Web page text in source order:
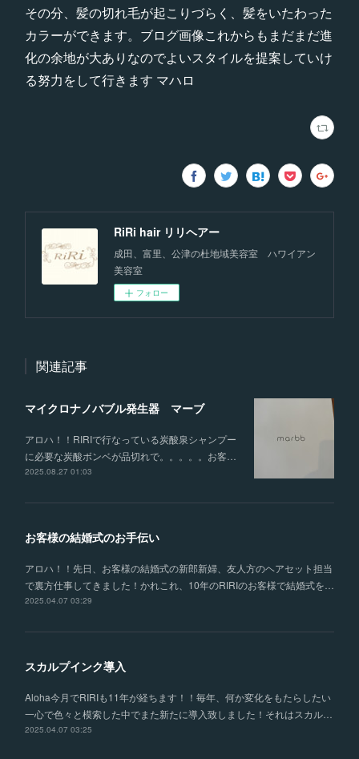
その分、髪の切れ毛が起こりづらく、髪をいたわった
カラーができます。ブログ画像これからもまだまだ進
化の余地が大ありなのでよいスタイルを提案していけ
る努力をして行きます マハロ
RiRi hair リリヘアー
成田、富里、公津の杜地域美容室 ハワイアン
美容室
フォロー
関連記事
マイクロナノバブル発生器 マーブ
アロハ！！RIRIで行なっている炭酸泉シャンプー
に必要な炭酸ボンベが品切れで。。。。。お客…
2025.08.27 01:03
お客様の結婚式のお手伝い
アロハ！！先日、お客様の結婚式の新郎新婦、友人方のヘアセット担当
で裏方仕事してきました！かれこれ、10年のRIRIのお客様で結婚式を…
2025.04.07 03:29
スカルプインク導入
Aloha今月でRIRIも11年が経ちます！！毎年、何か変化をもたらしたい
一心で色々と模索した中でまた新たに導入致しました！それはスカル…
2025.04.07 03:25